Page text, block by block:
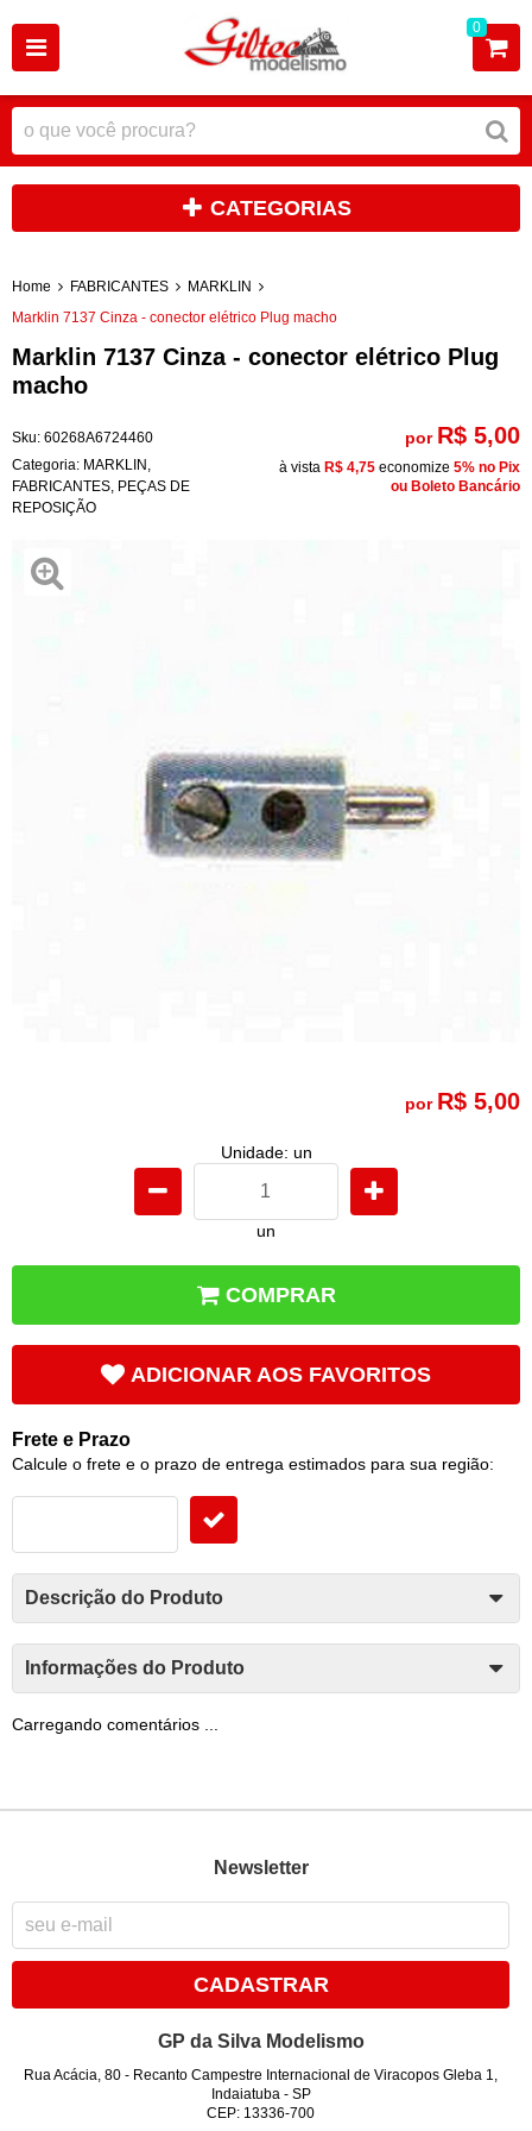
0
CATEGORIAS
Home FABRICANTES
MARKLIN
Marklin 7137 Cinza - conector elétrico Plug macho
Marklin 7137 Cinza - conector elétrico Plug
macho
Sku: 60268A6724460
Categoria: MARKLIN
FABRICANTES PEÇAS DE
REPOSIÇÃO
por R$ 5,00
à vista R$ 4,75 economize 5% no Pix
ou Boleto Bancário
por R$ 5,00
Unidade: un
un
COMPRAR
ADICIONAR AOS FAVORITOS
Frete e Prazo
Calcule o frete e o prazo de entrega estimados para sua região:
Descrição do Produto
Informações do Produto
Carregando comentários ...
Newsletter
CADASTRAR
GP da Silva Modelismo
Rua Acácia, 80 - Recanto Campestre Internacional de Viracopos Gleba 1,
Indaiatuba- SP
CEP: 13336-700